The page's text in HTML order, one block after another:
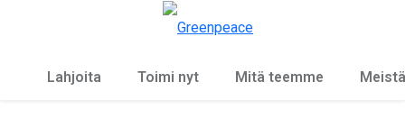
Lahjoita Toimi nyt Mitä teemme Meistä